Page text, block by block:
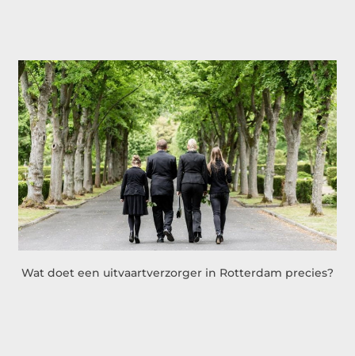
Wat doet een uitvaartverzorger in Rotterdam precies?